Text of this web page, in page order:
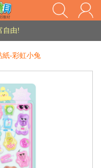
由!
~
購物流程說明』
自由!
~
紙-彩虹小兔